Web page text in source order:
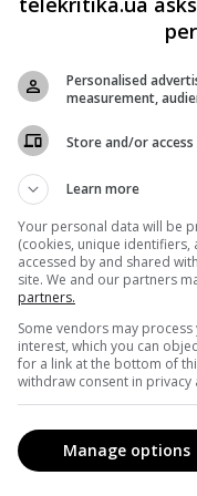
про що вони
один з
вийшло дуже
композитор дасть
Personalised
measurement,
Store and/or
Learn more
Your personal data will be
(cookies, unique
accessed by and shared
site. We and our partners
partners.
Some vendors may
interest, which you can
for a link at the bottom of
withdraw consent in privacy
Manage options